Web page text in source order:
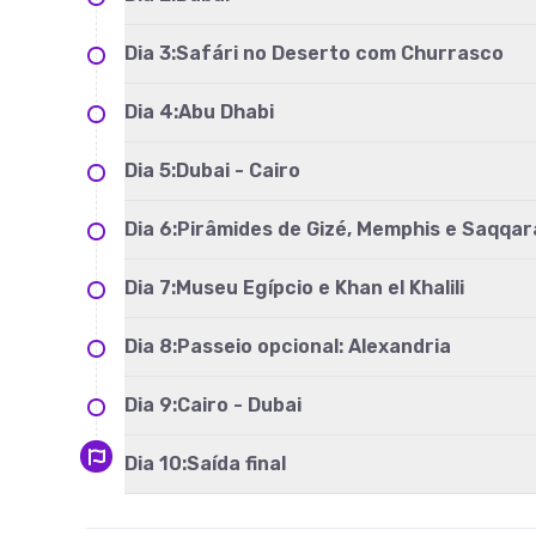
Dia 3:Safári no Deserto com Churrasco
Dia 4:Abu Dhabi
Dia 5:Dubai - Cairo
Dia 6:Pirâmides de Gizé, Memphis e
Dia 7:Museu Egípcio e Khan el Khalili
Dia 8:Passeio opcional: Alexandria
Dia 9:Cairo - Dubai
Dia 10:Saída final